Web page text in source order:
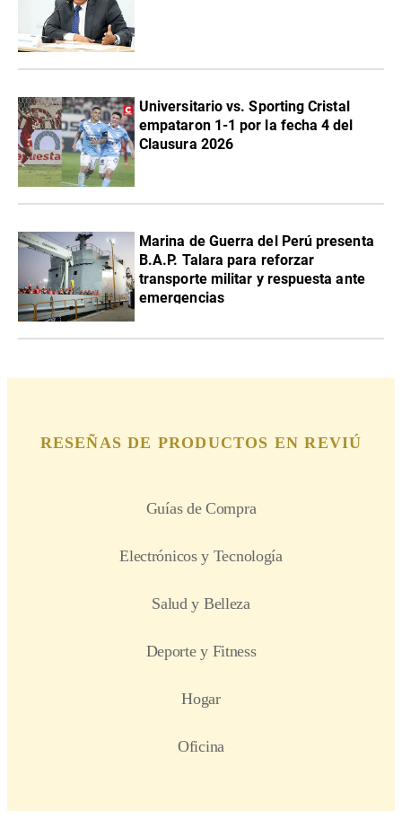
Universitario vs. Sporting Cristal
empataron 1-1 por la fecha 4 del
Clausura 2026
Marina de Guerra del Perú presenta
B.A.P. Talara para reforzar
transporte militar y respuesta ante
emergencias